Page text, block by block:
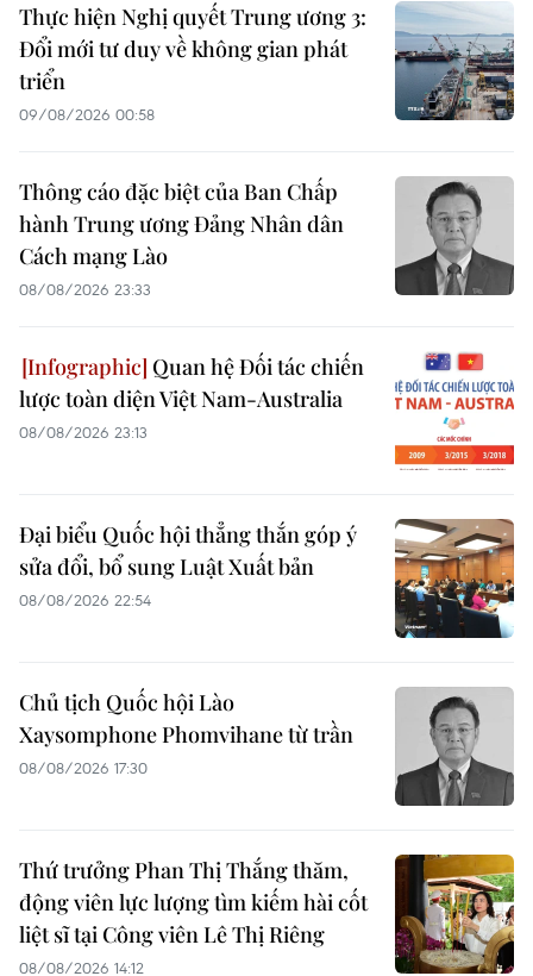
Thực hiện Nghị quyết Trung ương 3:
Đổi mới tư duy về không gian phát
triển
09/08/2026 00:58
Thông cáo đặc biệt của Ban Chấp
hành Trung ương Đảng Nhân dân
Cách mạng Lào
08/08/2026 23:33
Quan hệ Đối tác chiến
lược toàn diện Việt Nam-Australia
08/08/2026 23:13
Đại biểu Quốc hội thẳng thắn góp ý
sửa đổi, bổ sung Luật Xuất bản
08/08/2026 22:54
Chủ tịch Quốc hội Lào
Xaysomphone Phomvihane từ trần
08/08/2026 17:30
Thứ trưởng Phan Thị Thắng thăm,
động viên lực lượng tìm kiếm hài cốt
liệt sĩ tại Công viên Lê Thị Riêng
08/08/2026 14:12